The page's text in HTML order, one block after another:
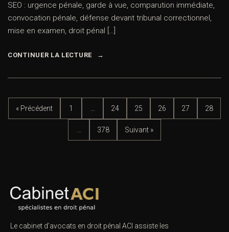
SEO : urgence pénale, garde à vue, comparution immédiate,
convocation pénale, défense devant tribunal correctionnel,
mise en examen, droit pénal […]
CONTINUER LA LECTURE
« Précédent 1 24 25 26 27 28
378 Suivant »
Le cabinet d’avocats en droit pénal ACI assiste les